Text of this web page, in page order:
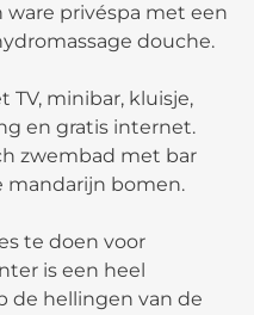
ware privéspa met een
douche.
minibar, kluisje,
en gratis internet.
zwembad met bar
mandarijn bomen.
te doen voor
is een heel
de hellingen van de